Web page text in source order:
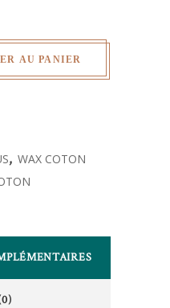
AU PANIER
,WAX COTON